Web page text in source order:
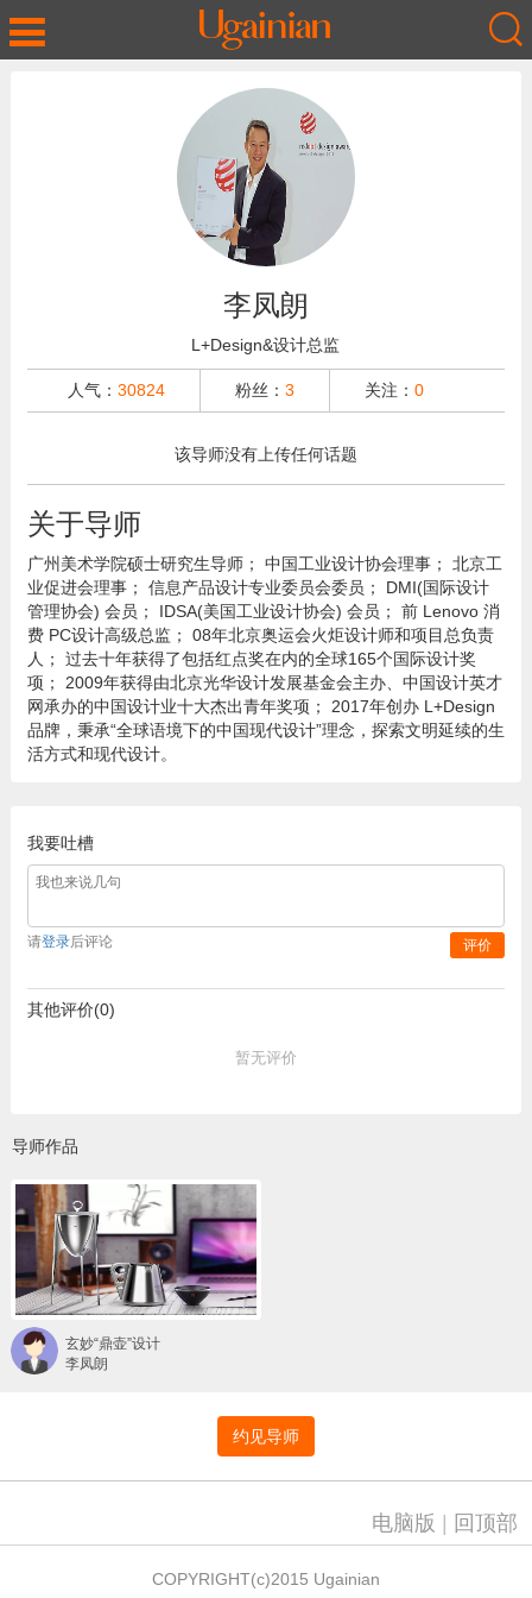
李凤朗
L+Design&设计总监
人气： 30824 粉丝： 3 关注： 0
该导师没有上传任何话题
关于导师
广州美术学院硕士研究生导师； 中国工业设计协会理事； 北京工
业促进会理事； 信息产品设计专业委员会委员； DMI(国际设计
管理协会) 会员； IDSA(美国工业设计协会) 会员； 前 Lenovo 消
费 PC设计高级总监； 08年北京奥运会火炬设计师和项目总负责
人； 过去十年获得了包括红点奖在内的全球165个国际设计奖
项； 2009年获得由北京光华设计发展基金会主办、中国设计英才
网承办的中国设计业十大杰出青年奖项； 2017年创办 L+Design
品牌，秉承“全球语境下的中国现代设计”理念，探索文明延续的生
活方式和现代设计。
我要吐槽
请登录后评论 评价
其他评价(0)
暂无评价
导师作品
玄妙“鼎壶”设计
李凤朗
约见导师
电脑版 回顶部
COPYRIGHT(c)2015 Ugainian